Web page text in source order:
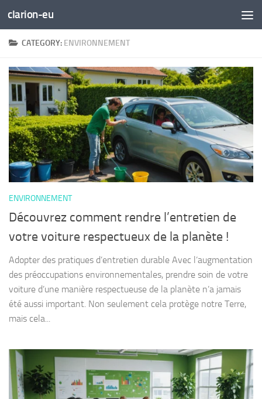
Skip to content
clarion-eu
CATEGORY: ENVIRONNEMENT
ENVIRONNEMENT
Découvrez comment rendre l’entretien de
votre voiture respectueux de la planète !
Adopter des pratiques d’entretien durable Avec l’augmentation
des préoccupations environnementales, prendre soin de votre
voiture d’une manière respectueuse de la planète n’a jamais
été aussi important. Non seulement cela protège notre Terre,
mais cela...